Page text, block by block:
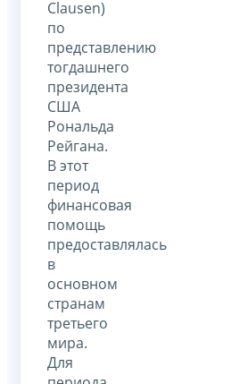
Clausen)
по
представлению
тогдашнего
президента
США
Рональда
Рейгана.
В этот
период
финансовая
помощь
предоставлялась
в
основном
странам
третьего
мира.
Для